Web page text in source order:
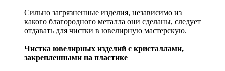
Сильно загрязненные изделия, независимо из
какого благородного металла они сделаны, следует
отдавать для чистки в ювелирную мастерскую.
Чистка ювелирных изделий с кристаллами,
закрепленными на пластике